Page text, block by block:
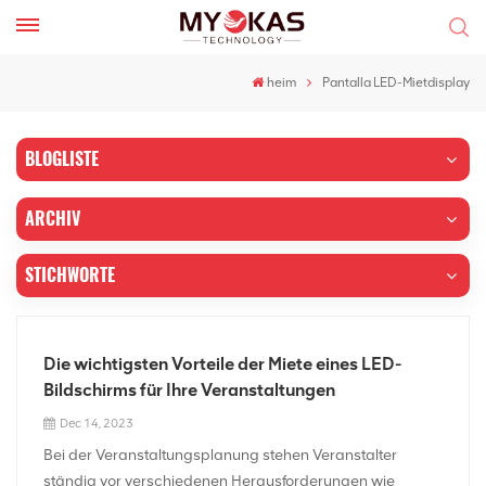
heim Pantalla LED-Mietdisplay
BLOGLISTE
ARCHIV
STICHWORTE
Die wichtigsten Vorteile der Miete eines LED-
Bildschirms für Ihre Veranstaltungen
Dec 14, 2023
Bei der Veranstaltungsplanung stehen Veranstalter
ständig vor verschiedenen Herausforderungen wie